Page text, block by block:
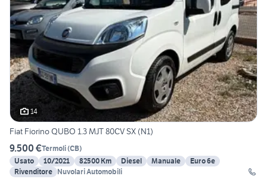
14
Fiat Fiorino QUBO 1.3 MJT 80CV SX (N1)
9.500 €Termoli(CB)
Usato
10/2021 82500 Km Diesel Manuale
Euro 6e
Rivenditore Nuvolari Automobili